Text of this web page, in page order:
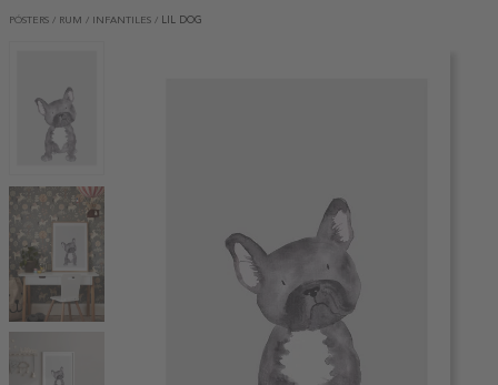
PÓSTERS / RUM / INFANTILES / LIL DOG